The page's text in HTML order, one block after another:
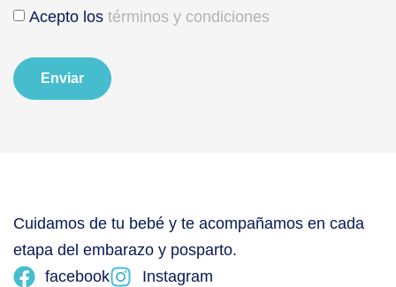
Acepto los términos y condiciones
Enviar
Cuidamos de tu bebé y te acompañamos en cada
etapa del embarazo y posparto.
facebook
Instagram